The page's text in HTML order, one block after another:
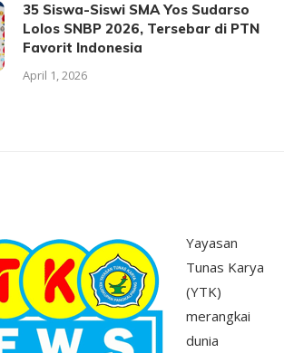
35 Siswa-Siswi SMA Yos Sudarso
Lolos SNBP 2026, Tersebar di PTN
Favorit Indonesia
April 1, 2026
Yayasan
Tunas Karya
(YTK)
merangkai
dunia